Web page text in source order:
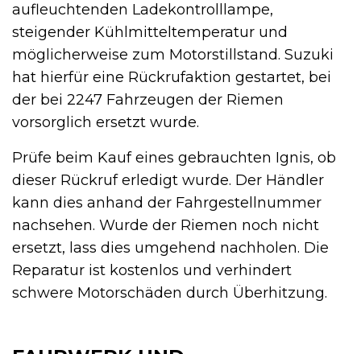
aufleuchtenden Ladekontrolllampe,
steigender Kühlmitteltemperatur und
möglicherweise zum Motorstillstand. Suzuki
hat hierfür eine Rückrufaktion gestartet, bei
der bei 2247 Fahrzeugen der Riemen
vorsorglich ersetzt wurde.
Prüfe beim Kauf eines gebrauchten Ignis, ob
dieser Rückruf erledigt wurde. Der Händler
kann dies anhand der Fahrgestellnummer
nachsehen. Wurde der Riemen noch nicht
ersetzt, lass dies umgehend nachholen. Die
Reparatur ist kostenlos und verhindert
schwere Motorschäden durch Überhitzung.